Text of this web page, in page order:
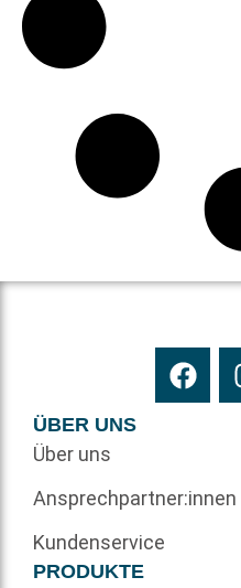
ÜBER UNS
Über uns
Ansprechpartner:innen
Kundenservice
PRODUKTE